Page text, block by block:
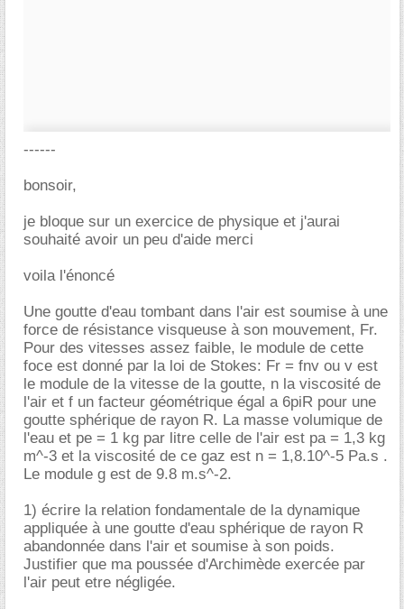
------
bonsoir,
je bloque sur un exercice de physique et j'aurai
souhaité avoir un peu d'aide merci
voila l'énoncé
Une goutte d'eau tombant dans l'air est soumise à une
force de résistance visqueuse à son mouvement, Fr.
Pour des vitesses assez faible, le module de cette
foce est donné par la loi de Stokes: Fr = fnv ou v est
le module de la vitesse de la goutte, n la viscosité de
l'air et f un facteur géométrique égal a 6piR pour une
goutte sphérique de rayon R. La masse volumique de
l'eau et pe = 1 kg par litre celle de l'air est pa = 1,3 kg
m^-3 et la viscosité de ce gaz est n = 1,8.10^-5 Pa.s .
Le module g est de 9.8 m.s^-2.
1) écrire la relation fondamentale de la dynamique
appliquée à une goutte d'eau sphérique de rayon R
abandonnée dans l'air et soumise à son poids.
Justifier que ma poussée d'Archimède exercée par
l'air peut etre négligée.